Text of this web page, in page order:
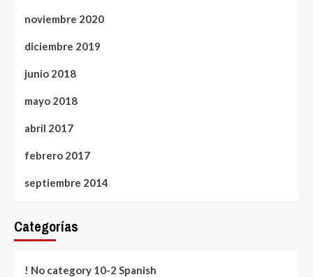
noviembre 2020
diciembre 2019
junio 2018
mayo 2018
abril 2017
febrero 2017
septiembre 2014
Categorías
! No category 10-2 Spanish